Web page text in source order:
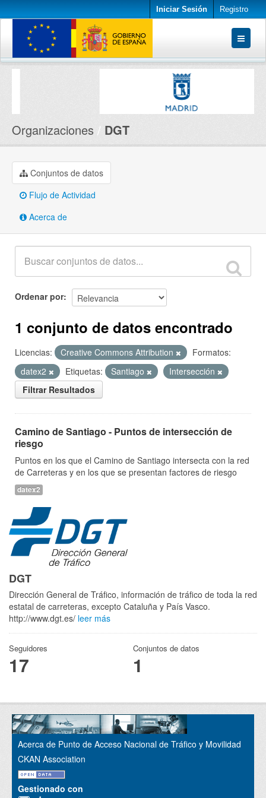
Iniciar Sesión Registro
Conjuntos de datos
Organizaciones DGT
Conjuntos de datos
Flujo de Actividad
Acerca de
Ordenar por
1 conjunto de datos encontrado
Licencias: Creative Commons Attribution
Formatos:
datex2
Etiquetas: Santiago
Intersección
Filtrar Resultados
Camino de Santiago - Puntos de intersección de
riesgo
Puntos en los que el Camino de Santiago intersecta con la red
de Carreteras y en los que se presentan factores de riesgo
datex2
DGT
Dirección General de Tráfico, información de tráfico de toda la red
estatal de carreteras, excepto Cataluña y País Vasco.
http://www.dgt.es/ leer más
Seguidores
17
Conjuntos de datos
1
Acerca de Punto de Acceso Nacional de Tráfico y Movilidad
CKAN Association
Gestionado con